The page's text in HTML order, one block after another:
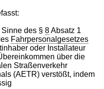
des § 8Absatz 1
Fahrpersonalgesetzes
oder Installateur
über die
Straßenverkehr
(AETR) verstößt, indem